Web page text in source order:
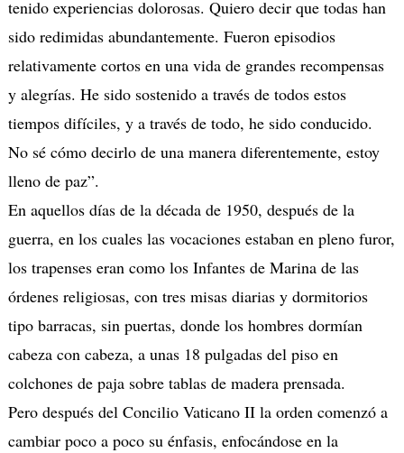
tenido experiencias dolorosas. Quiero decir que todas han
sido redimidas abundantemente. Fueron episodios
relativamente cortos en una vida de grandes recompensas
y alegrías. He sido sostenido a través de todos estos
tiempos difíciles, y a través de todo, he sido conducido.
No sé cómo decirlo de una manera diferentemente, estoy
lleno de paz”.
En aquellos días de la década de 1950, después de la
guerra, en los cuales las vocaciones estaban en pleno furor,
los trapenses eran como los Infantes de Marina de las
órdenes religiosas, con tres misas diarias y dormitorios
tipo barracas, sin puertas, donde los hombres dormían
cabeza con cabeza, a unas 18 pulgadas del piso en
colchones de paja sobre tablas de madera prensada.
Pero después del Concilio Vaticano II la orden comenzó a
cambiar poco a poco su énfasis, enfocándose en la